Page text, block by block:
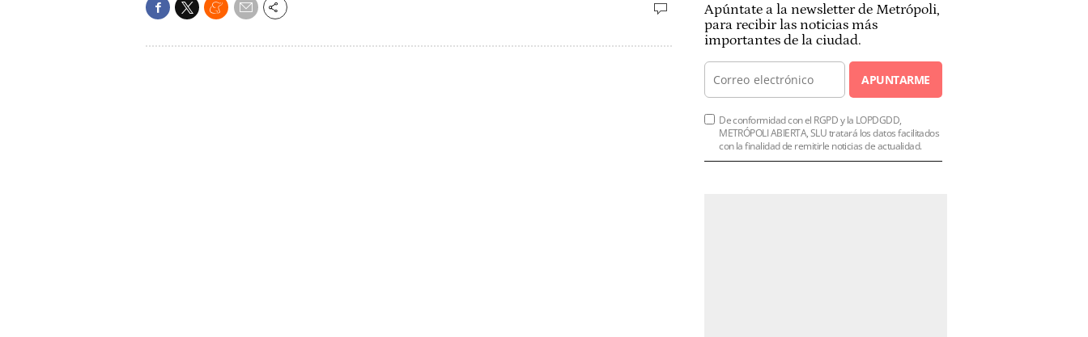
Apúntate a la newsletter de Metrópoli,
para recibir las noticias más
importantes de la ciudad.
APUNTARME
De conformidad con el RGPD y la LOPDGDD,
METRÓPOLI ABIERTA, SLU tratará los datos facilitados
con la finalidad de remitirle noticias de actualidad.